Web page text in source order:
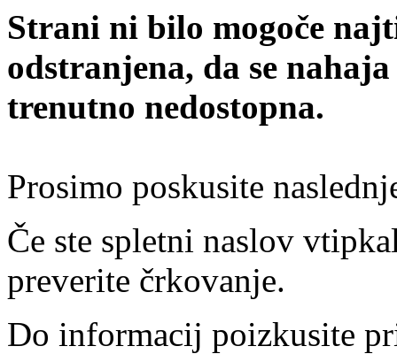
Strani ni bilo mogoče
odstranjena, da se
trenutno nedostopna.
Prosimo poskusite
Če ste spletni naslov
preverite črkovanje.
Do informacij poizkusite